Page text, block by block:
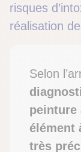
risques
réalisation
Selon
peinture
élément
très